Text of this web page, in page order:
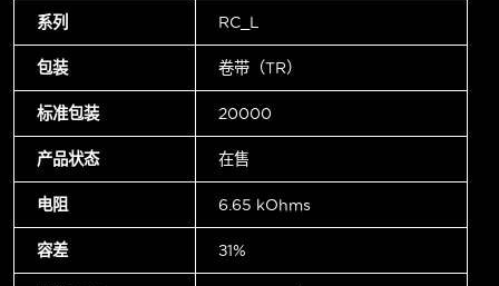
系列 RC_L
包装 卷带（TR）
标准包装 20000
产品状态 在售
电阻 6.65 kOhms
容差 ±1%